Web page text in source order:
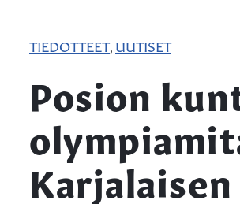
TIEDOTTEET, UUTISET
Posion
Karjalaisen